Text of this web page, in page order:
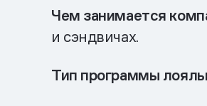
Чем занимается
и сэндвичах.
Тип программы